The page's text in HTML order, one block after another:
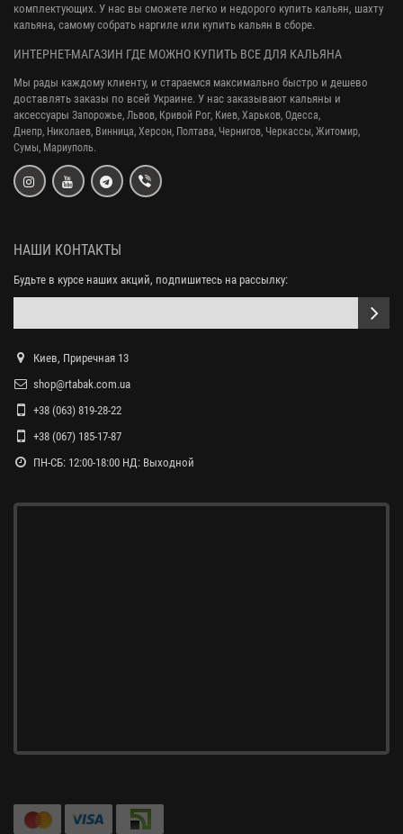
комплектующих. У нас вы сможете легко и недорого купить кальян, шахту
кальяна, самому собрать наргиле или купить кальян в сборе.
ИНТЕРНЕТ-МАГАЗИН ГДЕ МОЖНО КУПИТЬ ВСЕ ДЛЯ КАЛЬЯНА
Мы рады каждому клиенту, и стараемся максимально быстро и дешево
доставлять заказы по всей Украине. У нас заказывают кальяны и
аксессуары Запорожье, Львов, Кривой Рог, Киев, Харьков, Одесса,
Днепр, Николаев, Винница, Херсон, Полтава, Чернигов, Черкассы, Житомир,
Сумы, Мариуполь.
НАШИ КОНТАКТЫ
Будьте в курсе наших акций, подпишитесь на рассылку:
Киев, Приречная 13
shop@rtabak.com.ua
+38 (063) 819-28-22
+38 (067) 185-17-87
ПН-СБ: 12:00-18:00 НД: Выходной